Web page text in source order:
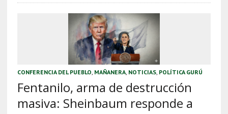
CONFERENCIA DEL PUEBLO, MAÑANERA, NOTICIAS, POLÍTICA GURÚ
Fentanilo, arma de destrucción
masiva: Sheinbaum responde a